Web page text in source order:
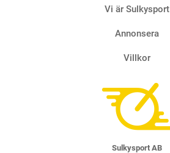
Vi är Sulkysport
Annonsera
Villkor
Sulkysport AB